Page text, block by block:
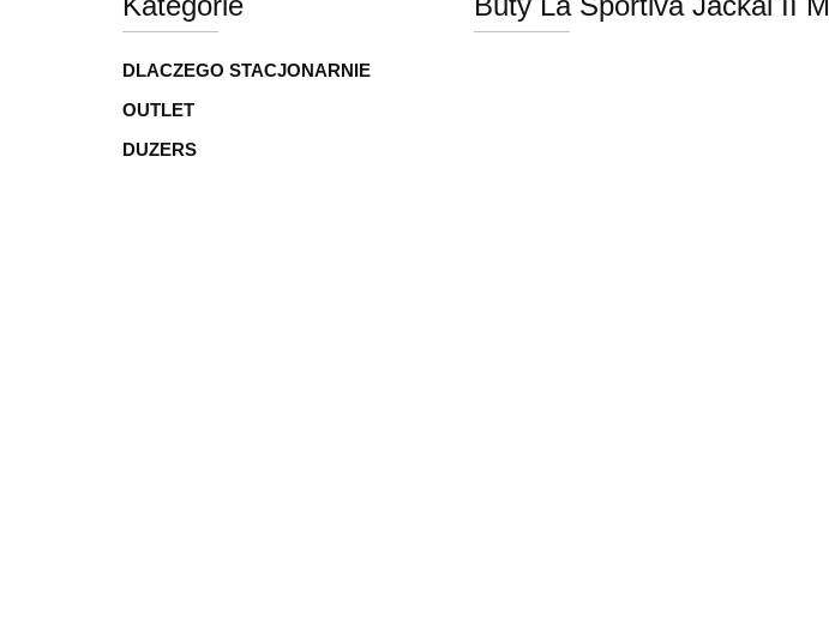
DLACZEGO STACJONARNIE
OUTLET
DUZERS